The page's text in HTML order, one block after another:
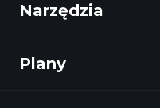
zalecanego
Narzędzia
Odkryj
Plany